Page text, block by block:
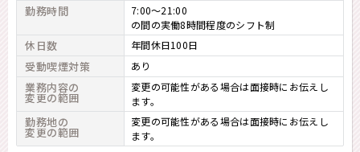
勤務時間
7:00～21:00
の間の実働8時間程度のシフト制
休日数 年間休日100日
受動喫煙対策 あり
業務内容の
変更の範囲
変更の可能性がある場合は面接時にお伝えし
ます。
勤務地の
変更の範囲
変更の可能性がある場合は面接時にお伝えし
ます。